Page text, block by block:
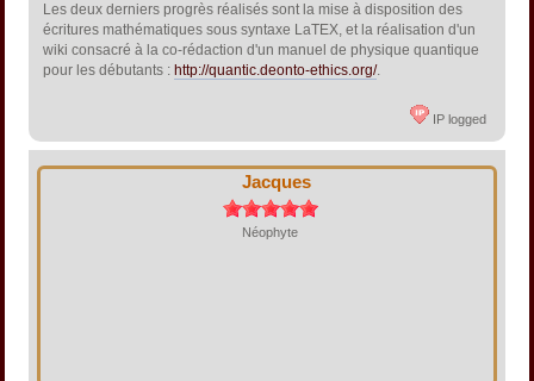
Les deux derniers progrès réalisés sont la mise à disposition des
écritures mathématiques sous syntaxe LaTEX, et la réalisation d'un
wiki consacré à la co-rédaction d'un manuel de physique quantique
pour les débutants : http://quantic.deonto-ethics.org/.
IP logged
Jacques
Néophyte